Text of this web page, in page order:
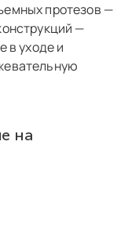
протезов —
—
в уходе и
на